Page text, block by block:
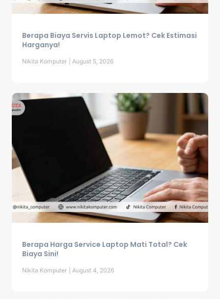
Berapa Biaya Servis Laptop Lemot? Cek Estimasi
Harganya!
Nikita Komputer August 5, 2026
Berapa Harga Service Laptop Mati Total? Cek
Biaya Sini!
Nikita Komputer August 4, 2026